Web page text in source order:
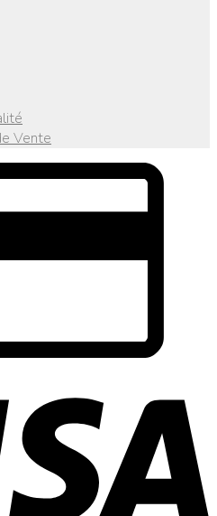
Vente